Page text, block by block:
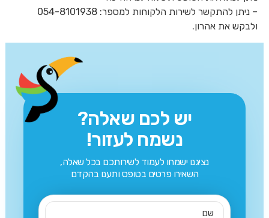
– ניתן להתקשר לשירות הלקוחות למספר: 054-8101938
ולבקש את אהרון.
יש לכם שאלה?
נשמח לעזור!
נציגנו ישמחו לעמוד לשירותכם בכל שאלה,
השאירו פרטים בטופס ותענו בהקדם